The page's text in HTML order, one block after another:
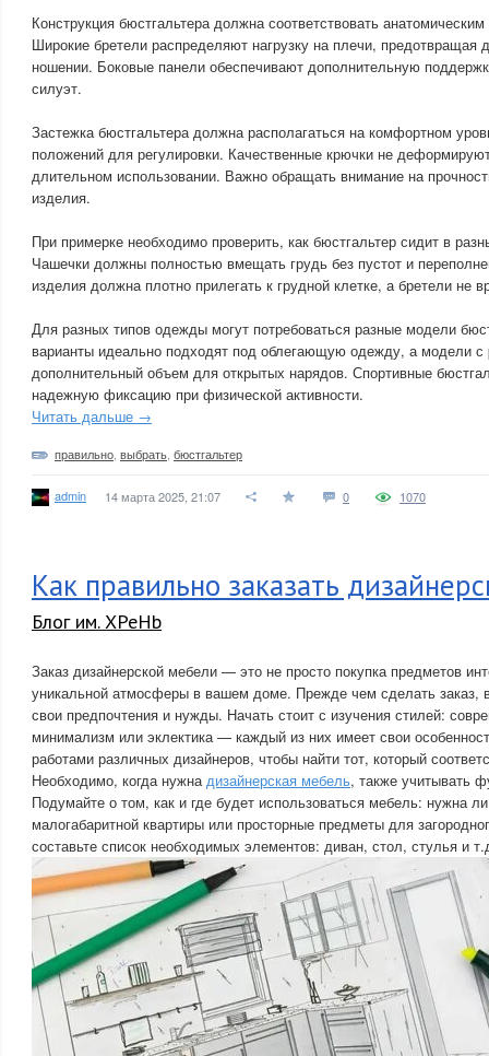
Конструкция бюстгальтера должна соответствовать
Широкие бретели распределяют нагрузку на плечи,
ношении. Боковые панели обеспечивают дополнительную
силуэт.
Застежка бюстгальтера должна располагаться на комфортном
положений для регулировки. Качественные крючки не
длительном использовании. Важно обращать внимание на
изделия.
При примерке необходимо проверить, как бюстгальтер сидит в
Чашечки должны полностью вмещать грудь без пустот и
изделия должна плотно прилегать к грудной клетке, а бретели не
Для разных типов одежды могут потребоваться разные модели
варианты идеально подходят под облегающую одежду, а модели
дополнительный объем для открытых нарядов. Спортивные
надежную фиксацию при физической активности.
Читать дальше →
правильно выбрать бюстгальтер
admin 14 марта 2025, 21:07 0 1070
Как правильно заказать
Блог им. XPeHb
Заказ дизайнерской мебели — это не просто покупка предметов
уникальной атмосферы в вашем доме. Прежде чем сделать заказ,
свои предпочтения и нужды. Начать стоит с изучения стилей:
минимализм или эклектика — каждый из них имеет свои
работами различных дизайнеров, чтобы найти тот, который
Необходимо, когда нужнадизайнерская мебель, также учитывать
Подумайте о том, как и где будет использоваться мебель: нужна
малогабаритной квартиры или просторные предметы для
составьте список необходимых элементов: диван, стол, стулья и